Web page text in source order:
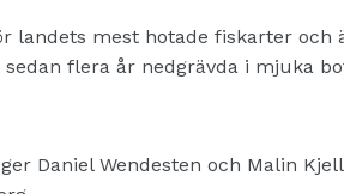
landets mest hotade fiskarter
sedan flera år nedgrävda i mjuka
Daniel Wendesten och Malin